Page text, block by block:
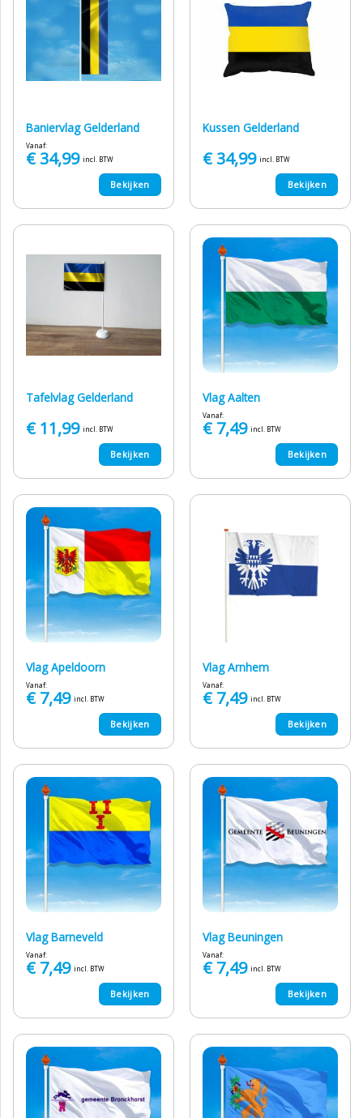
Baniervlag Gelderland
Vanaf:
€34,99 incl. BTW
Bekijken
Kussen Gelderland
€34,99 incl. BTW
Bekijken
Tafelvlag Gelderland
€11,99 incl. BTW
Bekijken
Vlag Aalten
Vanaf:
€7,49 incl. BTW
Bekijken
Vlag Apeldoorn
Vanaf:
€7,49 incl. BTW
Bekijken
Vlag Arnhem
Vanaf:
€7,49 incl. BTW
Bekijken
Vlag Barneveld
Vanaf:
€7,49 incl. BTW
Bekijken
Vlag Beuningen
Vanaf:
€7,49 incl. BTW
Bekijken